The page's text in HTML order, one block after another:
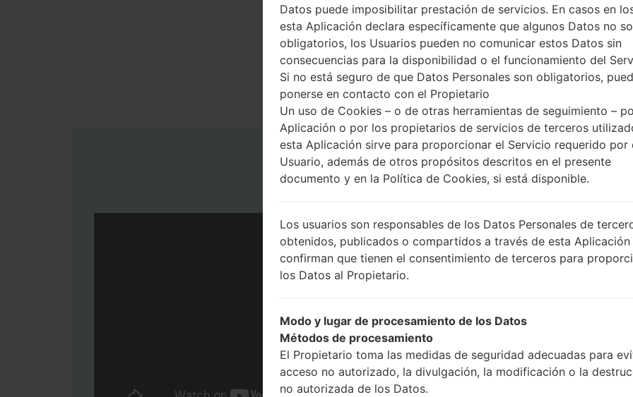
Instrucciones
Descargue a su PC:
A continuación,
Debe obtener 1 (si es
CSC _ ***: "País y
Agregue todos los
Si desea hacer clean
Datos puede imposibilitar prestación de servicios. En casos en
esta Aplicación declara específicamente que algunos Datos no
obligatorios, los Usuarios pueden no comunicar estos Datos sin
consecuencias para la disponibilidad o el funcionamiento del
Si no está seguro de que Datos Personales son obligatorios,
ponerse en contacto con el Propietario
Un uso de Cookies – o de otras herramientas de seguimiento –
Aplicación o por los propietarios de servicios de terceros
esta Aplicación sirve para proporcionar el Servicio requerido por
Usuario, además de otros propósitos descritos en el presente
documento y en la Política de Cookies, si está disponible.
Los usuarios son responsables de los Datos Personales de
obtenidos, publicados o compartidos a través de esta Aplicación
confirman que tienen el consentimiento de terceros para
los Datos al Propietario.
Modo y lugar de procesamiento de los Datos
Métodos de procesamiento
El Propietario toma las medidas de seguridad adecuadas para
acceso no autorizado, la divulgación, la modificación o la
no autorizada de los Datos.